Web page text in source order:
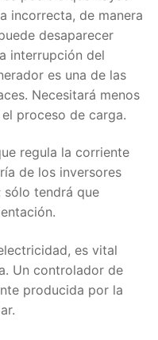
incorrecta, de manera
desaparecer
interrupción del
es una de las
Necesitará menos
proceso de carga.
regula la corriente
de los inversores
sólo tendrá que
es vital
Un controlador de
producida por la